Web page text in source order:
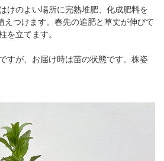
けのよい場所に完熟堆肥、化成肥料を
つけます。春先の追肥と草丈が伸びて
を立てます。
すが、お届け時は苗の状態です。株姿